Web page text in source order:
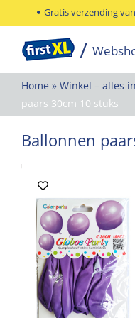
naar
inhoud
Gratis verzending
Home » Winkel – alles
paars 30cm 10 stuks
Ballonnen